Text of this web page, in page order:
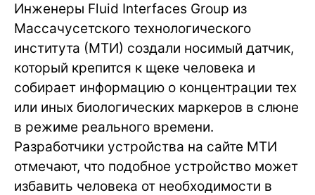
Инженеры Fluid Interfaces Group из
Массачусетского технологического
института (МТИ) создали носимый датчик,
который крепится к щеке человека и
собирает информацию о концентрации тех
или иных биологических маркеров в слюне
в режиме реального времени.
Разработчики устройства на сайте МТИ
отмечают, что подобное устройство может
избавить человека от необходимости в